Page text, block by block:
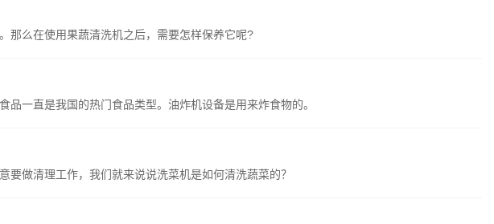
么在使用果蔬清洗机之后，需要怎样保养它呢?
一直是我国的热门食品类型。油炸机设备是用来炸食物的。
做清理工作，我们就来说说洗菜机是如何清洗蔬菜的？